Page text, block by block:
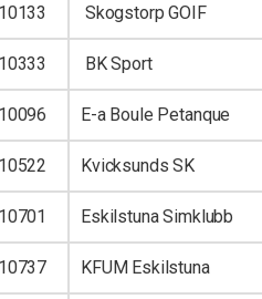
Skogstorp GOIF
BK Sport
E-a Boule Petanque
Kvicksunds SK
Eskilstuna Simklubb
KFUM Eskilstuna